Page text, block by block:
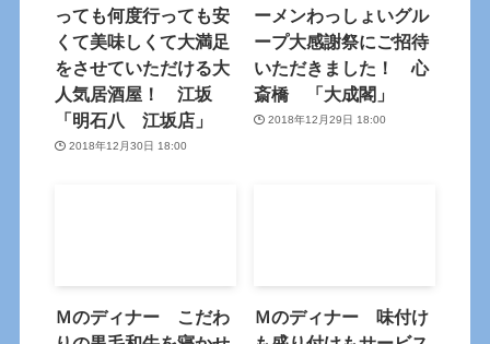
っても何度行っても安
くて美味しくて大満足
をさせていただける大
人気居酒屋！ 江坂
「明石八 江坂店」
2018年12月30日 18:00
ーメンわっしょいグル
ープ大感謝祭にご招待
いただきました！ 心
斎橋 「大成閣」
2018年12月29日 18:00
Ｍのディナー こだわ
Ｍのディナー 味付け